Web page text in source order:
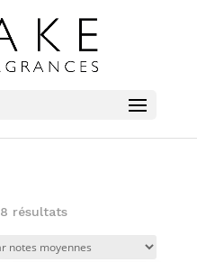
résultatsTrié
note